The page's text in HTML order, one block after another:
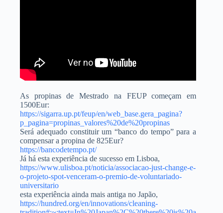
As propinas de Mestrado na FEUP começam em
1500Eur:
https://sigarra.up.pt/feup/en/web_base.gera_pagina?
p_pagina=propinas_valores%20de%20propinas
Será adequado constituir um “banco do tempo” para a
compensar a propina de 825Eur?
https://bancodetempo.pt/
Já há esta experiência de sucesso em Lisboa,
https://www.ulisboa.pt/noticia/associacao-just-change-e-
o-projeto-spot-venceram-o-premio-de-voluntariado-
universitario
esta experiência ainda mais antiga no Japão,
https://hundred.org/en/innovations/cleaning-